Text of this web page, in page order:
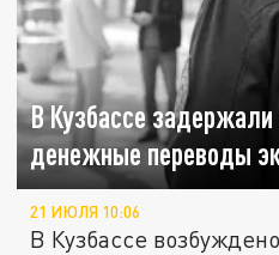
В Кузбассе задержали
денежные переводы
21 ИЮЛЯ 10:06
В Кузбассе